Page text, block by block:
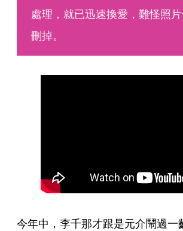
處理，就已迅速換愛，難怪照
刪掉。
今年中，李千那才跟是元介鬧過一